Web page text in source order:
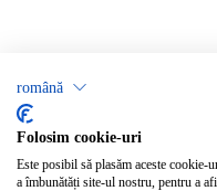
română
Folosim cookie-uri
Este posibil să plasăm aceste
a îmbunătăți site-ul nostru, pentru a